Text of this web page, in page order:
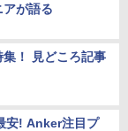
が語る
！ 見どころ記事
安! Anker注目プ